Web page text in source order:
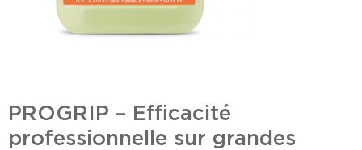
PROGRIP – Efficacité
professionnelle sur grandes